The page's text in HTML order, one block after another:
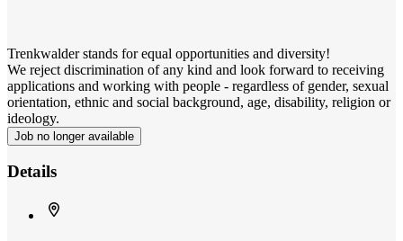
Trenkwalder stands for equal opportunities and diversity!
We reject discrimination of any kind and look forward to receiving
applications and working with people - regardless of gender, sexual
orientation, ethnic and social background, age, disability, religion or
ideology.
Job no longer available
Details